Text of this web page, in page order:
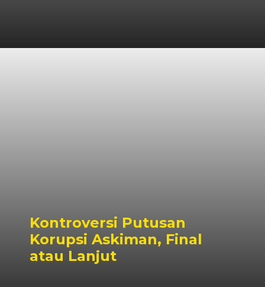
Kontroversi Putusan
Korupsi Askiman, Final
atau Lanjut